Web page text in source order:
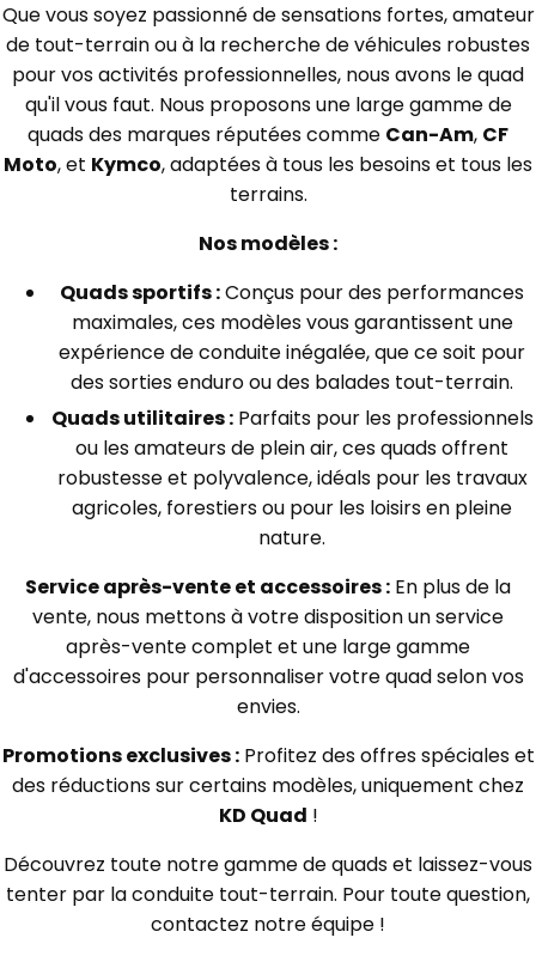
Que vous soyez passionné de sensations fortes, amateur
de tout-terrain ou à la recherche de véhicules robustes
pour vos activités professionnelles, nous avons le quad
qu'il vous faut. Nous proposons une large gamme de
quads des marques réputées comme Can-Am, CF
Moto, et Kymco, adaptées à tous les besoins et tous les
terrains.
Nos modèles :
Quads sportifs :Conçus pour des performances
maximales, ces modèles vous garantissent une
expérience de conduite inégalée, que ce soit pour
des sorties enduro ou des balades tout-terrain.
Quads utilitaires :Parfaits pour les professionnels
ou les amateurs de plein air, ces quads offrent
robustesse et polyvalence, idéals pour les travaux
agricoles, forestiers ou pour les loisirs en pleine
nature.
Service après-vente et accessoires : En plus de la
vente, nous mettons à votre disposition un service
après-vente complet et une large gamme
d'accessoires pour personnaliser votre quad selon vos
envies.
Promotions exclusives :Profitez des offres spéciales et
des réductions sur certains modèles, uniquement chez
KD Quad !
Découvrez toute notre gamme de quads et laissez-vous
tenter par la conduite tout-terrain. Pour toute question,
contactez notre équipe !